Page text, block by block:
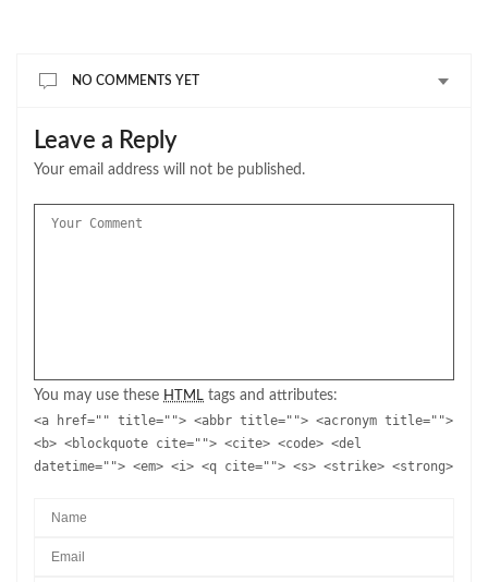
NO COMMENTS YET
Leave a Reply
Your email address will not be published.
You may use these HTML tags and attributes:
<a href="" title=""> <abbr title=""> <acronym title="">
<b> <blockquote cite=""> <cite> <code> <del
datetime=""> <em> <i> <q cite=""> <s> <strike> <strong>